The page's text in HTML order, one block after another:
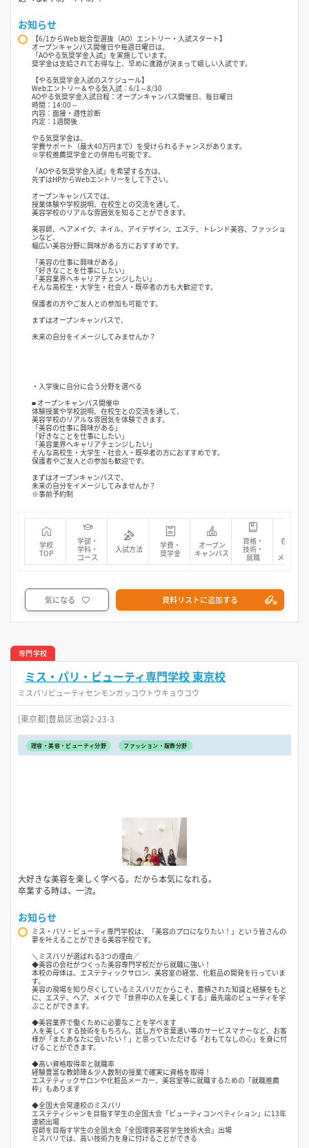
お知らせ
【6/1からWeb 総合型選抜（AO）エントリー・入試スタート】
オープンキャンパス開催日や毎週日曜日は、
「AOやる気奨学金入試」を実施しています。
奨学金は支給されてお得な上、早めに進路が決まって嬉しい入試です。
【やる気奨学金入試のスケジュール】
Webエントリー＆やる気入試：6/1～8/30
AOやる気奨学金入試日程：オープンキャンパス開催日、毎日曜日
時間：14:00～
内容：面接・適性診断
内定：1週間後
やる気奨学金は、
学費サポート（最大40万円まで）を受けられるチャンスがあります。
※学校推薦奨学金との併用も可能です。
「AOやる気奨学金入試」を希望する方は、
先ずはHPからWebエントリーをして下さい。
オープンキャンパスでは、
授業体験や学校説明、在校生との交流を通して、
美容学校のリアルな雰囲気を知ることができます。
美容師、ヘアメイク、ネイル、アイデザイン、エステ、トレンド美容、ファッショ
ンなど、
幅広い美容分野に興味がある方におすすめです。
「美容の仕事に興味がある」
「好きなことを仕事にしたい」
「美容業界へキャリアチェンジしたい」
そんな高校生・大学生・社会人・既卒者の方も大歓迎です。
保護者の方やご友人との参加も可能です。
まずはオープンキャンパスで、
未来の自分をイメージしてみませんか？
・入学後に自分に合う分野を選べる
■ オープンキャンパス開催中
体験授業や学校説明、在校生との交流を通して、
美容学校のリアルな雰囲気を体験できます。
「美容の仕事に興味がある」
「好きなことを仕事にしたい」
「美容業界へキャリアチェンジしたい」
そんな高校生・大学生・社会人・既卒者の方におすすめです。
保護者やご友人との参加も歓迎です。
まずはオープンキャンパスで、
未来の自分をイメージしてみませんか？
※事前予約制
学校
TOP
学部・
学科・
コース
入試方法
学費・
奨学金
オープン
キャンパス
資格・
技術・
就職
在校生・
先輩
メッセー
気になる 資料リストに追加する
専門学校
ミス・パリ・ビューティ専門学校 東京校
ミスパリビューティセンモンガッコウトウキョウコウ
[東京都]豊島区池袋2-23-3
理容・美容・ビューティ分野 ファッション・服飾分野
大好きな美容を楽しく学べる。だから本気になれる。
卒業する時は、一流。
お知らせ
ミス・パリ・ビューティ専門学校は、「美容のプロになりたい！」という皆さんの
夢を叶えることができる美容学校です。
＼ミスパリが選ばれる3つの理由／
◆美容の会社がつくった美容専門学校だから就職に強い！
本校の母体は、エステティックサロン、美容室の経営、化粧品の開発を行っていま
す。
美容の現場を知り尽くしているミスパリだからこそ、蓄積された知識と経験をもと
に、エステ、ヘア、メイクで「世界中の人を美しくする」最先端のビューティを学
ぶことができます。
◆美容業界で働くために必要なことを学べます
人を美しくする技術をもちろん、話し方や言葉遣い等のサービスマナーなど、お客
様が「またあなたに会いたい！」と思っていただける「おもてなしの心」を身に付
けることができます。
◆高い資格取得率と就職率
経験豊富な教師陣＆少人数制の授業で確実に資格を取得！
エステティックサロンや化粧品メーカー、美容室等に就職するための「就職推薦
枠」もあります
◆全国大会常連校のミスパリ
エステティシャンを目指す学生の全国大会「ビューティコンペティション」に13年
連続出場
容師を目指す学生の全国大会「全国理容美容学生技術大会」出場
ミスパリでは、高い技術力を身に付けることができる